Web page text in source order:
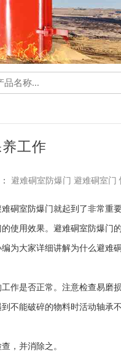
工作
避难硐室防爆门 避难硐室门
硐室防爆门就起到了非常重
使用效果。避难硐室防爆门
为大家详细讲解为什么避难
作是否正常。注意检查易磨
不能破碎的物料时活动轴承
，并消除之。